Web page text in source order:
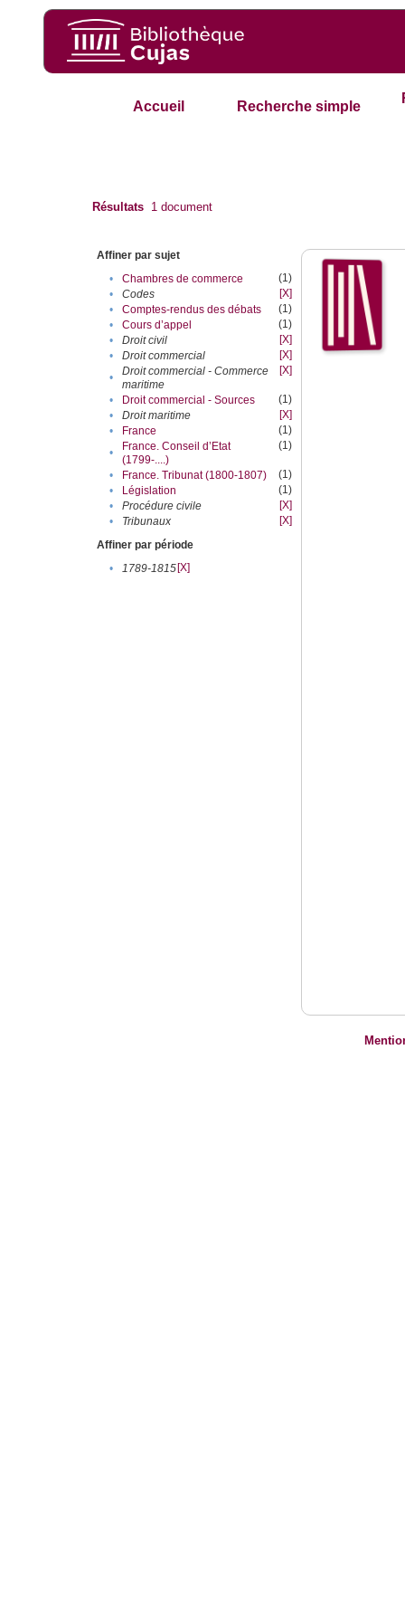
Accueil Recherche simple
Résultats 1 document
Affiner par sujet
•
Chambres de commerce
(1)
•
Codes
[X]
•
Comptes-rendus des débats
(1)
•
Cours d’appel
(1)
•
Droit civil
[X]
•
Droit commercial
[X]
•
Droit commercial - Commerce
maritime
[X]
• Droit commercial - Sources
(1)
•
Droit maritime
[X]
•
France
(1)
•
France. Conseil d’Etat
(1799-....)
(1)
• France. Tribunat (1800-1807)
(1)
•
Législation
(1)
•
Procédure civile
[X]
•
Tribunaux
[X]
Affiner par période
•
1789-1815[X]